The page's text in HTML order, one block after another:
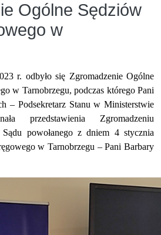
Ogólne Sędziów
w
r. odbyło się Zgromadzenie Ogólne
w Tarnobrzegu, podczas którego Pani
– Podsekretarz Stanu w Ministerstwie
przedstawienia Zgromadzeniu
powołanego z dniem 4 stycznia
w Tarnobrzegu – Pani Barbary